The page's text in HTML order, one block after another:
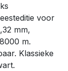
voor
mm,
m.
Klassieke